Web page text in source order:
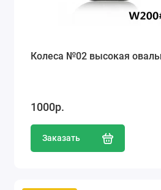
Колеса №02 высокая
1000р.
Заказать